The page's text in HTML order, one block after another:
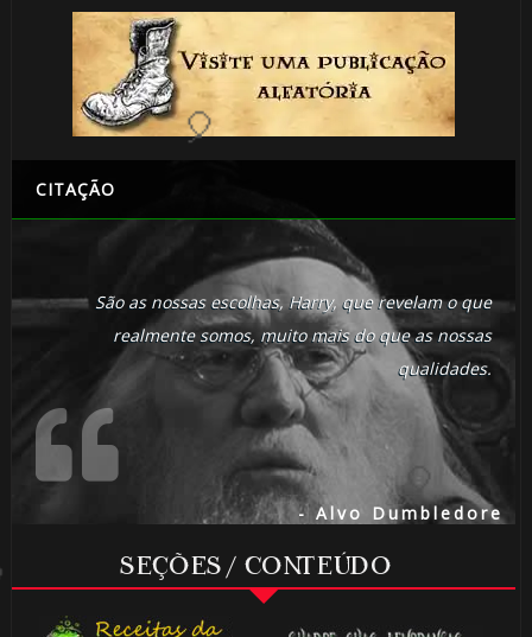
CITAÇÃO
São as nossas escolhas, Harry, que revelam o que
realmente somos, muito mais do que as nossas
qualidades.
- Alvo Dumbledore
SEÇÕES / CONTEÚDO
⚡
1️⃣ 8️⃣